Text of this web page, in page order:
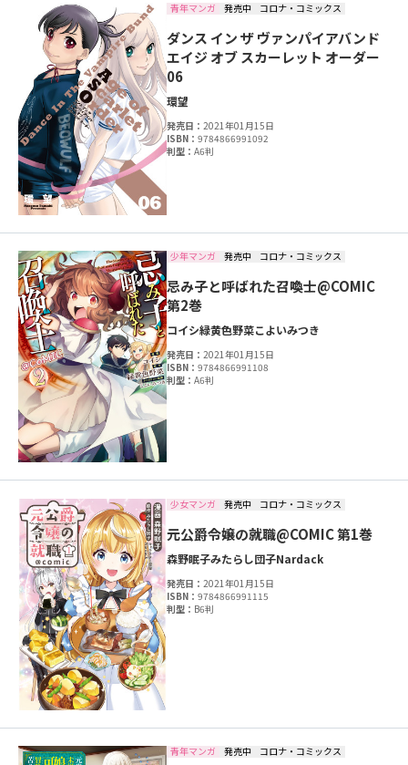
青年マンガ 発売中 コロナ・コミックス
ダンス イン ザ ヴァンパイアバンド
エイジ オブ スカーレット オーダー
06
環望
発売日：2021年01月15日
ISBN：9784866991092
判型：A6判
少年マンガ 発売中 コロナ・コミックス
忌み子と呼ばれた召喚士@COMIC
第2巻
コイシ緑黄色野菜こよいみつき
発売日：2021年01月15日
ISBN：9784866991108
判型：A6判
少女マンガ 発売中 コロナ・コミックス
元公爵令嬢の就職@COMIC 第1巻
森野眠子みたらし団子Nardack
発売日：2021年01月15日
ISBN：9784866991115
判型： B6判
青年マンガ 発売中 コロナ・コミックス